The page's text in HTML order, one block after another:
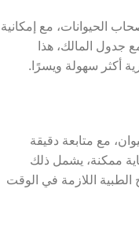
الحيوانات، مع إمكانية
جدول المالك، هذا
أكثر سهولة ويسرًا.
مع متابعة دقيقة
ممكنة، يشمل ذلك
الطبية اللازمة في الوقت